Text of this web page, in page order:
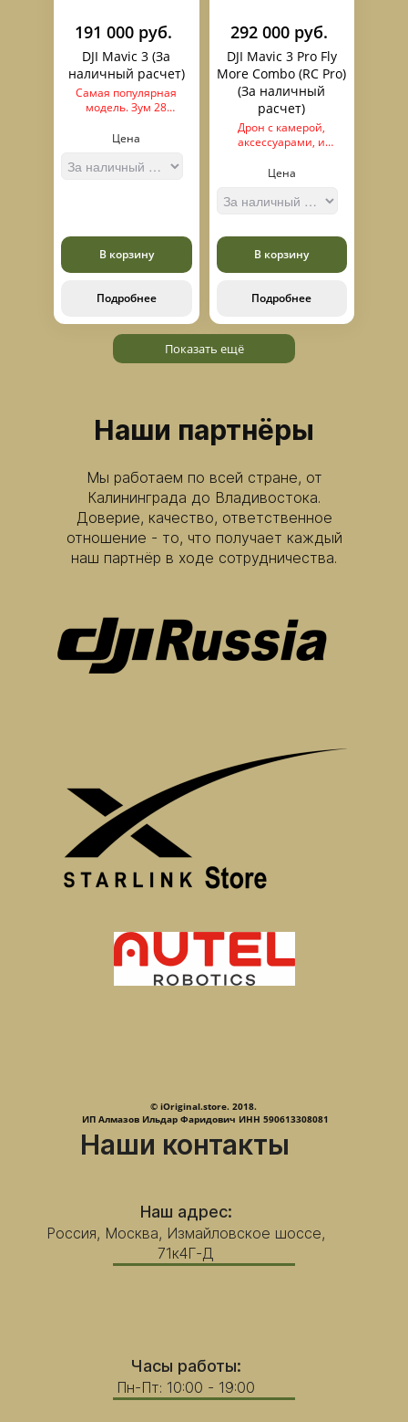
191 000 руб.
DJI Mavic 3 (За
наличный расчет)
Самая популярная
модель. Зум 28
Цена
В корзину
Подробнее
292 000 руб.
DJI Mavic 3 Pro Fly
More Combo (RC Pro)
(За наличный
расчет)
Дрон с камерой,
аксессуарами, и
пультом.
Цена
В корзину
Подробнее
Показать ещё
Наши партнёры
Мы работаем по всей стране, от
Калининграда до Владивостока.
Доверие, качество, ответственное
отношение - то, что получает каждый
наш партнёр в ходе сотрудничества.
© iOriginal.store. 2018.
ИП Алмазов Ильдар Фаридович ИНН 590613308081
Наши контакты
Наш адрес:
Россия, Москва, Измайловское шоссе,
71к4Г-Д
Часы работы:
Пн-Пт: 10:00 - 19:00